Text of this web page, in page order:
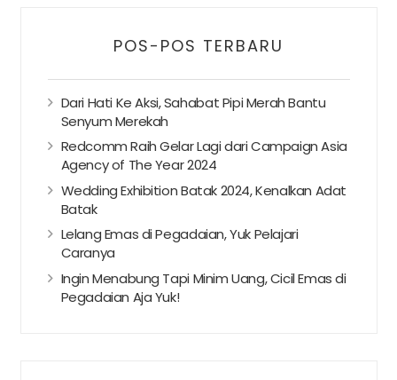
POS-POS TERBARU
Dari Hati Ke Aksi, Sahabat Pipi Merah Bantu
Senyum Merekah
Redcomm Raih Gelar Lagi dari Campaign Asia
Agency of The Year 2024
Wedding Exhibition Batak 2024, Kenalkan Adat
Batak
Lelang Emas di Pegadaian, Yuk Pelajari
Caranya
Ingin Menabung Tapi Minim Uang, Cicil Emas di
Pegadaian Aja Yuk!